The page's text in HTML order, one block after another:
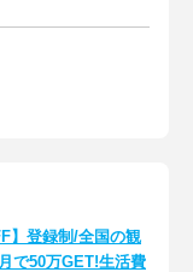
】登録制/全国の観
で50万GET!生活費